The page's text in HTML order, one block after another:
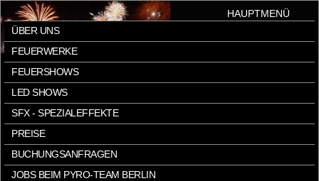
HAUPTMENÜ
ÜBER UNS
FEUERWERKE
FEUERSHOWS
LED SHOWS
SFX - SPEZIALEFFEKTE
PREISE
BUCHUNGSANFRAGEN
JOBS BEIM PYRO-TEAM BERLIN